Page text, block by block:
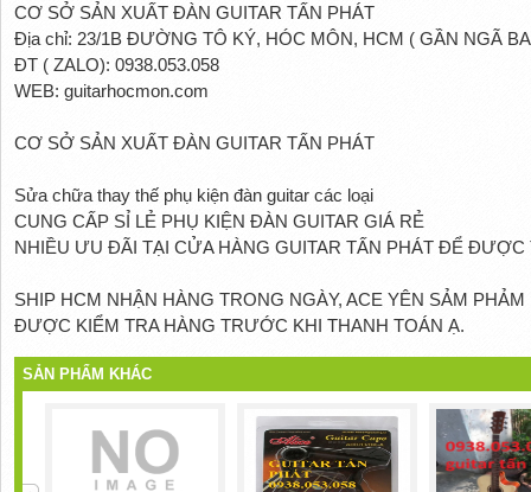
CƠ SỞ SẢN XUẤT ĐÀN GUITAR TẤN PHÁT
Địa chỉ: 23/1B ĐƯỜNG TÔ KÝ, HÓC MÔN, HCM ( GẦN NGÃ
ĐT ( ZALO): 0938.053.058
WEB: guitarhocmon.com
CƠ SỞ SẢN XUẤT ĐÀN GUITAR TẤN PHÁT
Sửa chữa thay thế phụ kiện đàn guitar các loại
CUNG CẤP SỈ LẺ PHỤ KIỆN ĐÀN GUITAR GIÁ RẺ
NHIỀU ƯU ĐÃI TẠI CỬA HÀNG GUITAR TẤN PHÁT ĐỂ ĐƯỢC
SHIP HCM NHẬN HÀNG TRONG NGÀY, ACE YÊN SẢM
ĐƯỢC KIỂM TRA HÀNG TRƯỚC KHI THANH TOÁN Ạ.
SẢN PHẨM KHÁC